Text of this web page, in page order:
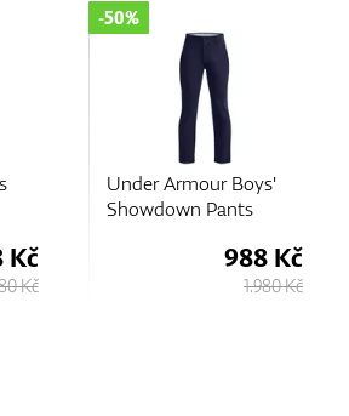
Kč
Kč
Under Armour Boys'
Showdown Pants
-50%
988 Kč
1.980 Kč